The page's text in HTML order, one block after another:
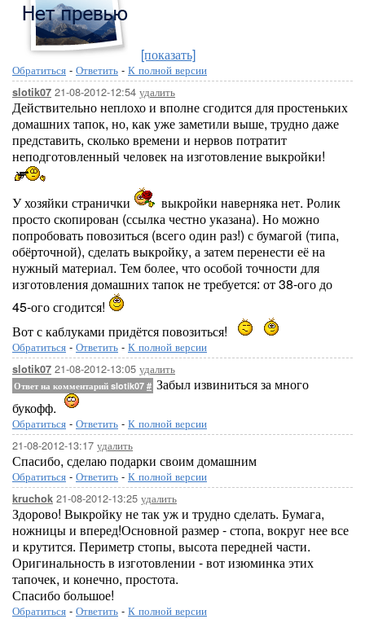
[показать]
Обратиться - Ответить - К полной версии
slotik07 21-08-2012-12:54 удалить
Действительно неплохо и вполне сгодится для простеньких
домашних тапок, но, как уже заметили выше, трудно даже
представить, сколько времени и нервов потратит
неподготовленный человек на изготовление выкройки!
У хозяйки странички
выкройки наверняка нет. Ролик
просто скопирован (ссылка честно указана). Но можно
попробовать повозиться (всего один раз!) с бумагой (типа,
обёрточной), сделать выкройку, а затем перенести её на
нужный материал. Тем более, что особой точности для
изготовления домашних тапок не требуется: от 38-ого до
45-ого сгодится!
Вот с каблуками придётся повозиться!
Обратиться - Ответить - К полной версии
slotik07 21-08-2012-13:05 удалить
Ответ на комментарий slotik07 # Забыл извиниться за много
букофф.
Обратиться - Ответить - К полной версии
21-08-2012-13:17 удалить
Спасибо, сделаю подарки своим домашним
Обратиться - Ответить - К полной версии
kruchok 21-08-2012-13:25 удалить
Здорово! Выкройку не так уж и трудно сделать. Бумага,
ножницы и вперед!Основной размер - стопа, вокруг нее все
и крутится. Периметр стопы, высота передней части.
Оригинальность в изготовлении - вот изюминка этих
тапочек, и конечно, простота.
Спасибо большое!
Обратиться - Ответить - К полной версии